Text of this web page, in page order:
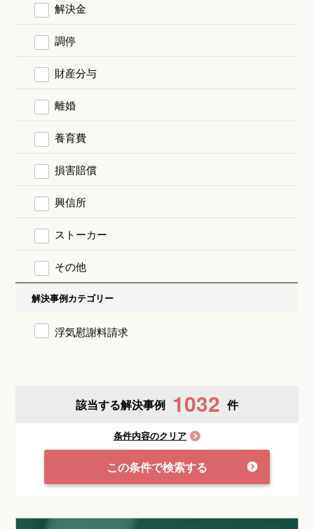
解決金
調停
財産分与
離婚
養育費
損害賠償
興信所
ストーカー
その他
解決事例カテゴリー
浮気慰謝料請求
該当する解決事例 1032 件
条件内容のクリア
この条件で検索する